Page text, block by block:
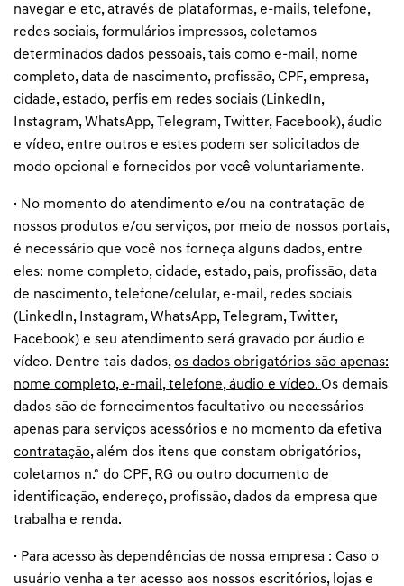
navegar e etc, através de plataformas, e-mails, telefone,
redes sociais, formulários impressos, coletamos
determinados dados pessoais, tais como e-mail, nome
completo, data de nascimento, profissão, CPF, empresa,
cidade, estado, perfis em redes sociais (LinkedIn,
Instagram, WhatsApp, Telegram, Twitter, Facebook), áudio
e vídeo, entre outros e estes podem ser solicitados de
modo opcional e fornecidos por você voluntariamente.
· No momento do atendimento e/ou na contratação de
nossos produtos e/ou serviços, por meio de nossos portais,
é necessário que você nos forneça alguns dados, entre
eles: nome completo, cidade, estado, pais, profissão, data
de nascimento, telefone/celular, e-mail, redes sociais
(LinkedIn, Instagram, WhatsApp, Telegram, Twitter,
Facebook) e seu atendimento será gravado por áudio e
vídeo. Dentre tais dados,os dados obrigatórios são apenas:
nome completo, e-mail, telefone, áudio e vídeo. Os demais
dados são de fornecimentos facultativo ou necessários
apenas para serviços acessórios e no momento da efetiva
contratação, além dos itens que constam obrigatórios,
coletamos n.º do CPF, RG ou outro documento de
identificação, endereço, profissão, dados da empresa que
trabalha e renda.
· Para acesso às dependências de nossa empresa : Caso o
usuário venha a ter acesso aos nossos escritórios, lojas e